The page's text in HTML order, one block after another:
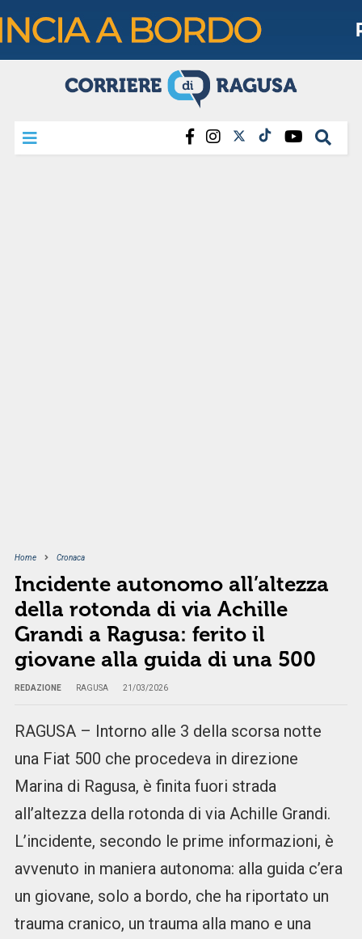
Home Cronaca
Incidente autonomo all’altezza
della rotonda di via Achille
Grandi a Ragusa: ferito il
giovane alla guida di una 500
REDAZIONE RAGUSA 21/03/2026
RAGUSA – Intorno alle 3 della scorsa notte
una Fiat 500 che procedeva in direzione
Marina di Ragusa, è finita fuori strada
all’altezza della rotonda di via Achille Grandi.
L’incidente, secondo le prime informazioni, è
avvenuto in maniera autonoma: alla guida c’era
un giovane, solo a bordo, che ha riportato un
trauma cranico, un trauma alla mano e una